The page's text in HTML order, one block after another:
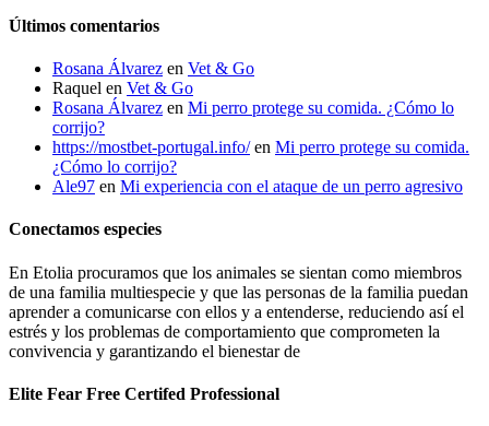
Últimos comentarios
Rosana Álvarez en Vet & Go
Raquel en Vet & Go
Rosana Álvarez en Mi perro protege su comida. ¿Cómo lo
corrijo?
https://mostbet-portugal.info/en Mi perro protege su comida.
¿Cómo lo corrijo?
Ale97 en Mi experiencia con el ataque de un perro agresivo
Conectamos especies
En Etolia procuramos que los animales se sientan como miembros
de una familia multiespecie y que las personas de la familia puedan
aprender a comunicarse con ellos y a entenderse, reduciendo así el
estrés y los problemas de comportamiento que comprometen la
convivencia y garantizando el bienestar de
Elite Fear Free Certifed Professional